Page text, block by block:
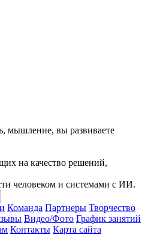
мышление, вы развиваете
на качество решений,
человеком и системами с ИИ.
Команда Партнеры Творчество
Видео/Фото График занятий
Контакты Карта сайта